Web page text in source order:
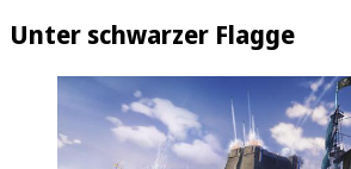
Unter schwarzer Flagge